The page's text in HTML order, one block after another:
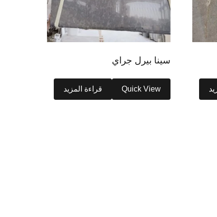
سينا بيرل جراي
Quick View قراءة المزيد